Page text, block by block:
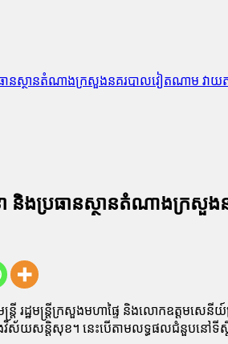
ស្ថានតំណាងក្រសួងនគរបាលវៀតណាម វាយតម្
ប្រធានស្ថានតំណាងក្រសួងន
រដ្ឋមន្ត្រីក្រសួងមហាផ្ទៃ និងលោកឧត្តមសេ
ងវិស័យសន្តិសុខ។ នេះបើតាមលទ្ធផលជំនួបនៅទី